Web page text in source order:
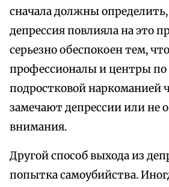
сначала должны
депрессия повлияла на это
серьезно обеспокоен тем,
профессионалы и центры по
подростковой наркоманией
замечают депрессии или не
внимания.
Другой способ выхода из
попытка самоубийства.